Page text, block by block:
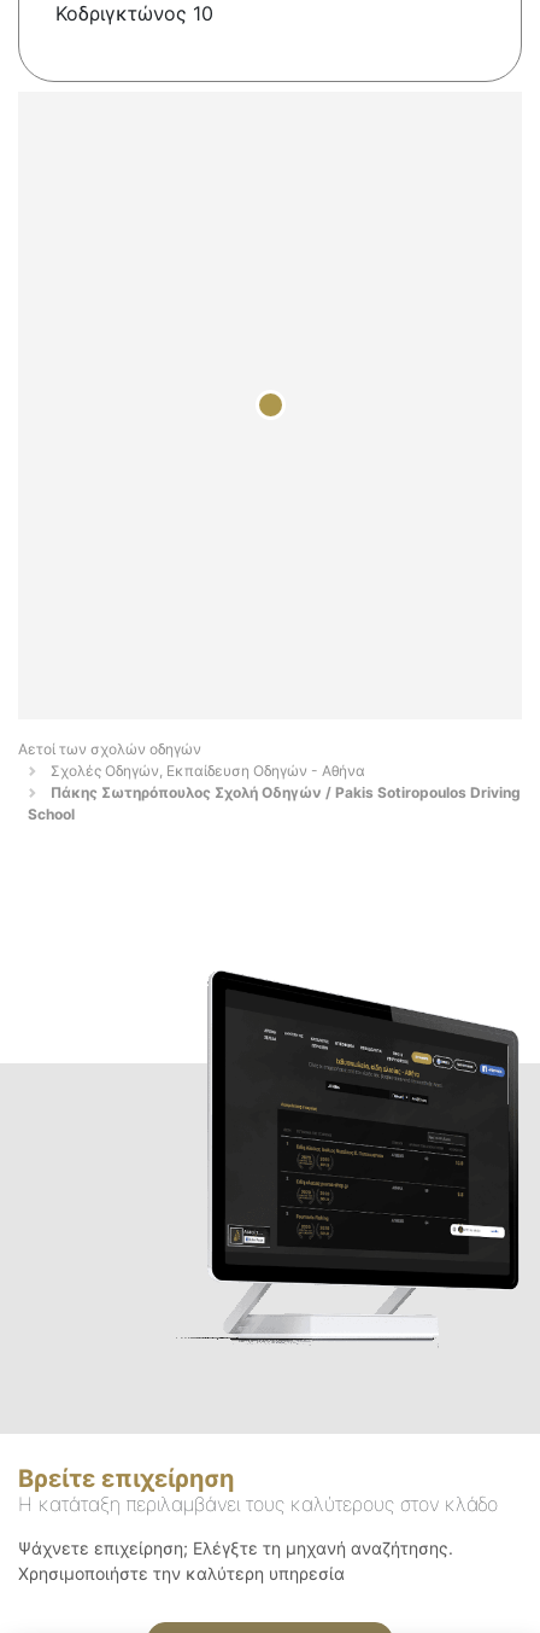
Κοδριγκτώνος 10
Αετοί των σχολών οδηγών
Σχολές Οδηγών, Εκπαίδευση Οδηγών - Αθήνα
Πάκης Σωτηρόπουλος Σχολή Οδηγών / Pakis Sotiropoulos Driving
School
Βρείτε επιχείρηση
Η κατάταξη περιλαμβάνει τους καλύτερους στον κλάδο
Ψάχνετε επιχείρηση; Ελέγξτε τη μηχανή αναζήτησης.
Χρησιμοποιήστε την καλύτερη υπηρεσία